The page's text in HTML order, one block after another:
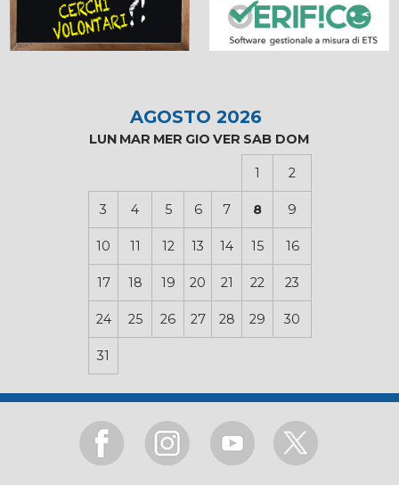
AGOSTO 2026
LUN MAR MER GIO VER SAB DOM
1 2
3 4 5 6 7 8 9
10 11 12 13 14 15 16
17 18 19 20 21 22 23
24 25 26 27 28 29 30
31